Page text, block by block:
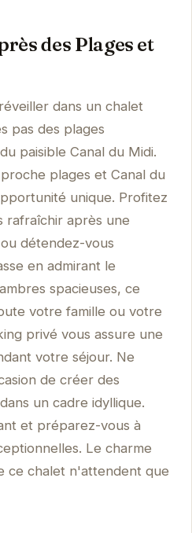
des Plages et
dans un chalet
pas des plages
paisible Canal du Midi.
plages et Canal du
unique. Profitez
rafraîchir après une
détendez-vous
en admirant le
spacieuses, ce
votre famille ou votre
privé vous assure une
votre séjour. Ne
de créer des
un cadre idyllique.
et préparez-vous à
Le charme
ce chalet n'attendent que